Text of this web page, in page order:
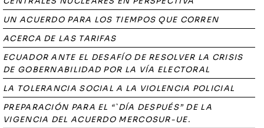
UN ACUERDO PARA LOS TIEMPOS QUE CORREN
ACERCA DE LAS TARIFAS
ECUADOR ANTE EL DESAFÍO DE RESOLVER LA CRISIS
DE GOBERNABILIDAD POR LA VÍA ELECTORAL
LA TOLERANCIA SOCIAL A LA VIOLENCIA POLICIAL
PREPARACIÓN PARA EL “`DÍA DESPUÉS” DE LA
VIGENCIA DEL ACUERDO MERCOSUR-UE.